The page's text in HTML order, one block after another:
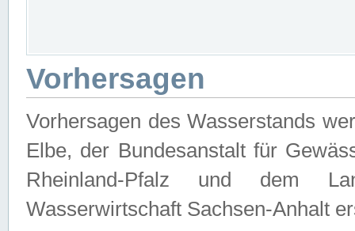
Vorhersagen
Vorhersagen des Wasserstands
Elbe, der Bundesanstalt für
Rheinland-Pfalz und dem
Wasserwirtschaft Sachsen-Anhalt